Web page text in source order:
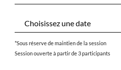
*Sous réserve de maintien de la session
Session ouverte à partir de 3 participants